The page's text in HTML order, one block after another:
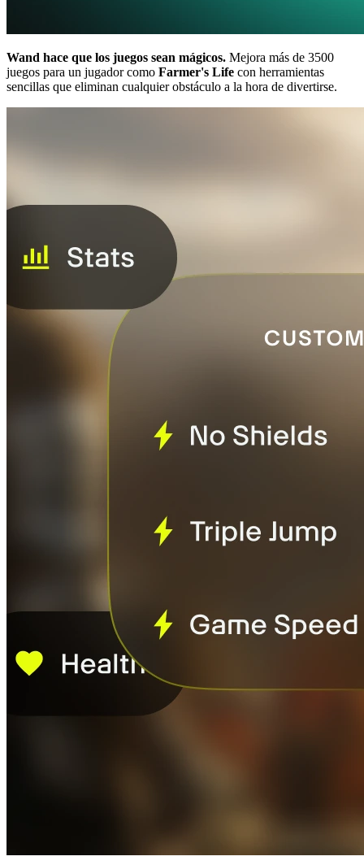
Wand hace que los juegos sean mágicos. Mejora más de 3500
juegos para un jugador como Farmer's Life con herramientas
sencillas que eliminan cualquier obstáculo a la hora de divertirse.